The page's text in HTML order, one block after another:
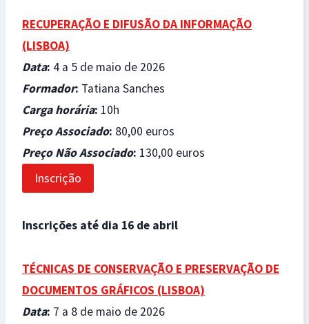
RECUPERAÇÃO E DIFUSÃO DA INFORMAÇÃO
(LISBOA)
Data: 4 a 5 de maio de 2026
Formador: Tatiana Sanches
Carga horária: 10h
Preço Associado: 80,00 euros
Preço Não Associado: 130,00 euros
Inscrição
Inscrições até dia 16 de abril
TÉCNICAS DE CONSERVAÇÃO E PRESERVAÇÃO DE
DOCUMENTOS GRÁFICOS (LISBOA)
Data: 7 a 8 de maio de 2026